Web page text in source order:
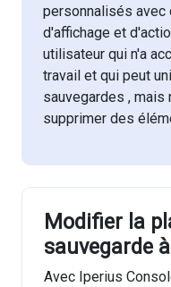
personnalisés
d'affichage et
utilisateur qui n'a
travail et qui peut
sauvegardes ,
supprimer des
Modifier la
sauvegarde
Avec Iperius